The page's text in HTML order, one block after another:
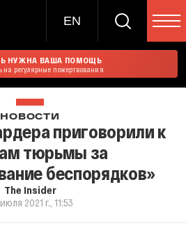
EN
НУЖНА ВАША ПОМОЩЬ
регулярные пожертвования
НОВОСТИ
приговорили к
тюрьмы за
беспорядков»
The Insider
2021 г., 11:53